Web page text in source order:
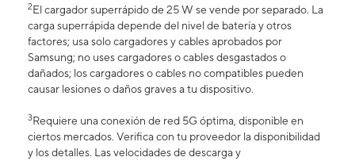
2El cargador superrápido de 25 W se vende por separado. La
carga superrápida depende del nivel de batería y otros
factores; usa solo cargadores y cables aprobados por
Samsung; no uses cargadores o cables desgastados o
dañados; los cargadores o cables no compatibles pueden
causar lesiones o daños graves a tu dispositivo.
3Requiere una conexión de red 5G óptima, disponible en
ciertos mercados. Verifica con tu proveedor la disponibilidad
y los detalles. Las velocidades de descarga y